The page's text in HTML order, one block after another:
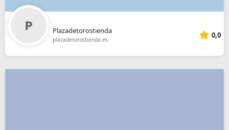
Plazadetorostienda
plazadetorostienda.es 0,0